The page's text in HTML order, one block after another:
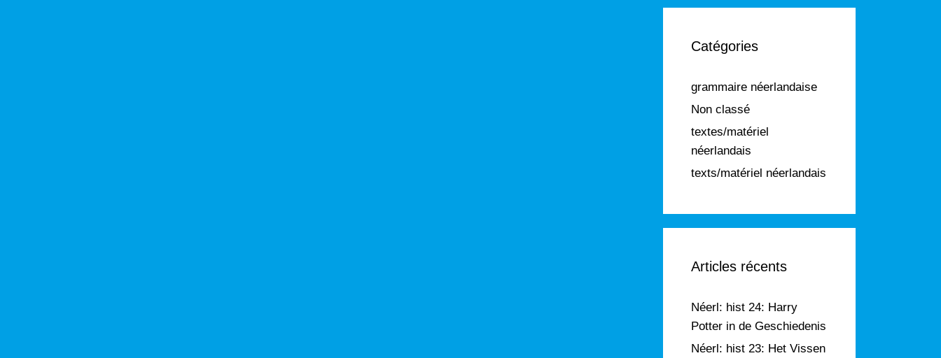
Catégories
grammaire néerlandaise
Non classé
textes/matériel
néerlandais
texts/matériel néerlandais
Articles récents
Néerl: hist 24: Harry
Potter in de Geschiedenis
Néerl: hist 23: Het Vissen